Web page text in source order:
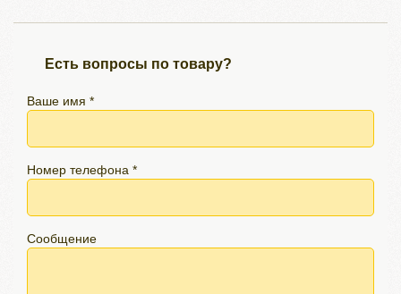
Есть вопросы по товару?
Ваше имя *
Номер телефона *
Сообщение